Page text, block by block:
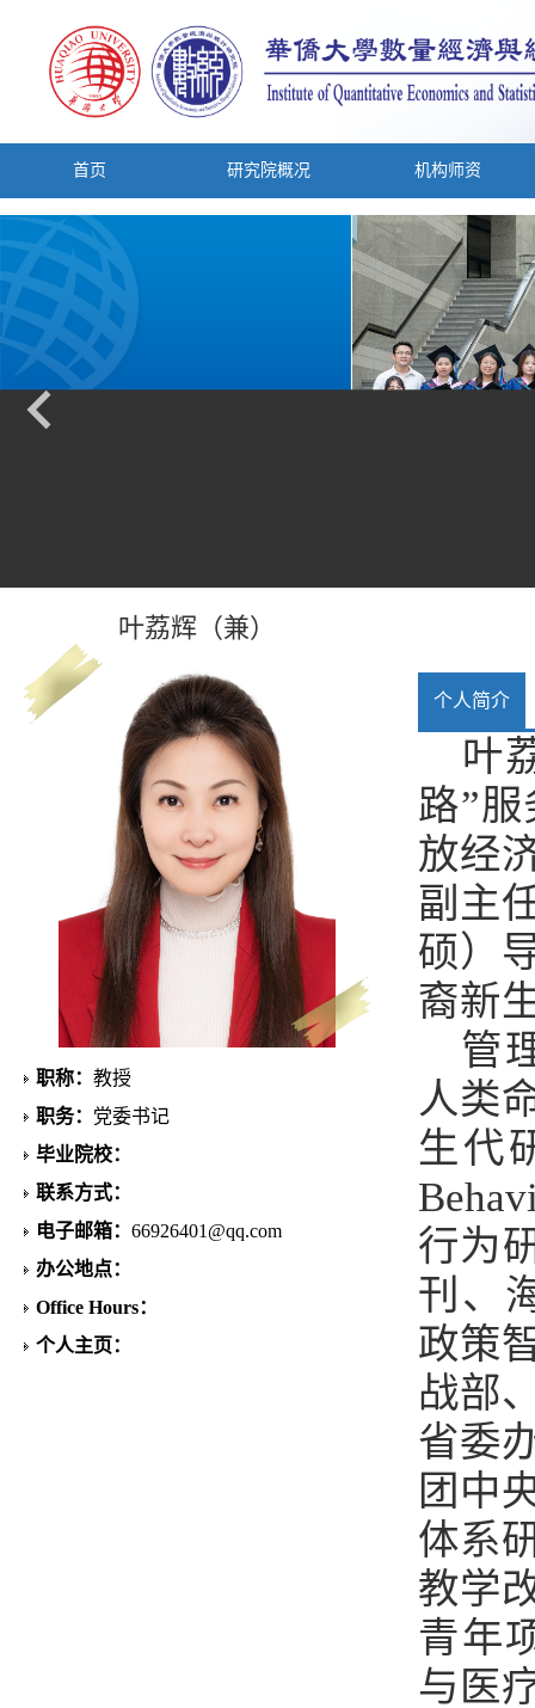
首页 研究院概况 机构师资
叶荔辉（兼）
职称： 教授
职务： 党委书记
毕业院校：
联系方式：
电子邮箱： 66926401@qq.com
办公地点：
Office Hours：
个人主页：
个人简介
叶
路”
放经
副主
硕）
裔新
管
人类
生代
行为
刊、
政策
战部
省委
团中
体系
教学
青年
与医